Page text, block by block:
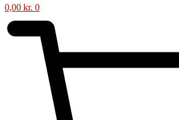
0,00 kr. 0